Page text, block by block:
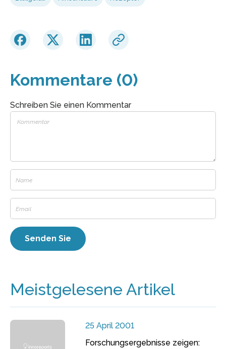
Kommentare (0)
Schreiben Sie einen Kommentar
Meistgelesene Artikel
25 April 2001
Forschungsergebnisse zeigen: